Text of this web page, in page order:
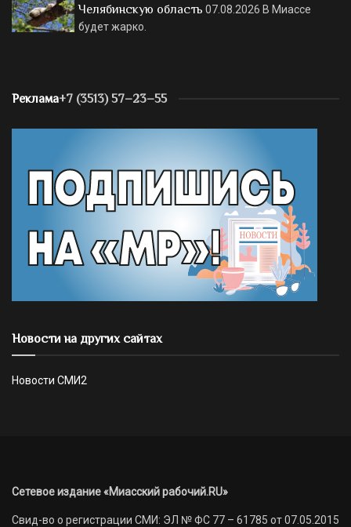
Челябинскую область 07.08.2026 В Миассе
будет жарко.
Реклама+7 (3513) 57–23–55
Новости на других сайтах
Новости СМИ2
Сетевое издание «Миасский рабочий.RU»
Свид-во о регистрации СМИ: ЭЛ № ФС 77 – 61785 от 07.05.2015